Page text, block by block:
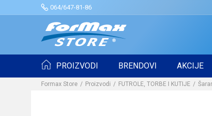
064/647-81-86
PROIZVODI BRENDOVI AKCIJE
Formax Store Proizvodi FUTROLE, TORBE I KUTIJE